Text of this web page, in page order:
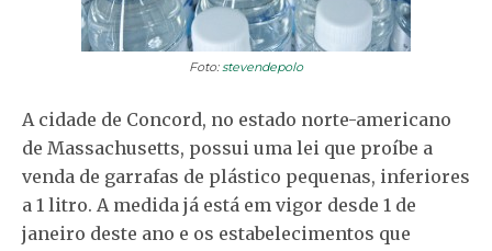
Foto:stevendepolo
A cidade de Concord, no estado norte-americano
de Massachusetts, possui uma lei que proíbe a
venda de garrafas de plástico pequenas, inferiores
a 1 litro. A medida já está em vigor desde 1 de
janeiro deste ano e os estabelecimentos que